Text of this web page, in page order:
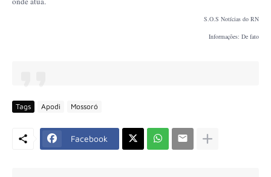
S.O.S Notícias do RN
Informações: De fato
Tags Apodi Mossoró
Facebook